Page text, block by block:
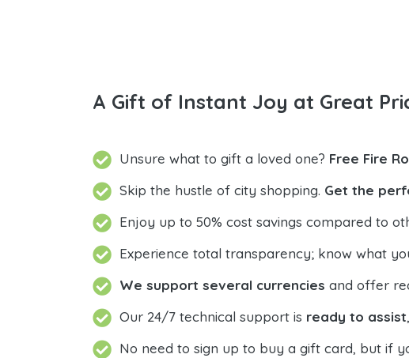
A Gift of Instant Joy at Great
Unsure what to gift a loved one? Free Fire
Skip the hustle of city shopping. Get the
Enjoy up to 50% cost savings compared to
Experience total transparency; know what
We support several currencies and offer
Our 24/7 technical support is ready to assist
No need to sign up to buy a gift card, but if